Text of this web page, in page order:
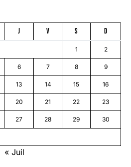
J V S D
1 2
6 7 8 9
13 14 15 16
20 21 22 23
27 28 29 30
« Juil